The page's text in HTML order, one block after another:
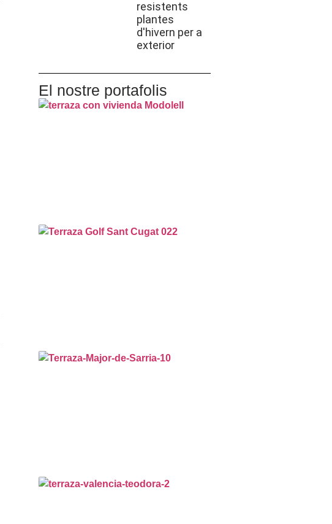
resistents
plantes
d'hivern per a
exterior
El nostre portafolis